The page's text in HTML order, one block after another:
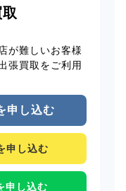
が難しいお客様
張買取をご利用
申し込む
申し込む
申し込む